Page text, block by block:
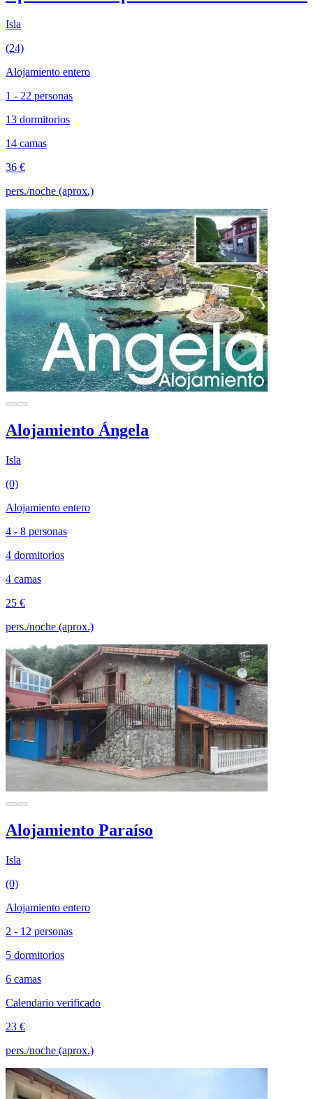
Isla
(24)
Alojamiento entero
1 - 22 personas
13 dormitorios
14 camas
36 €
pers./noche (aprox.)
Alojamiento Ángela
Isla
(0)
Alojamiento entero
4 - 8 personas
4 dormitorios
4 camas
25 €
pers./noche (aprox.)
Alojamiento Paraíso
Isla
(0)
Alojamiento entero
2 - 12 personas
5 dormitorios
6 camas
Calendario verificado
23 €
pers./noche (aprox.)